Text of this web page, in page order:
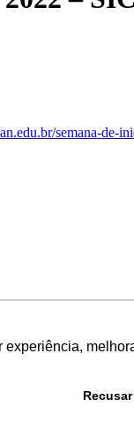
semana-de-